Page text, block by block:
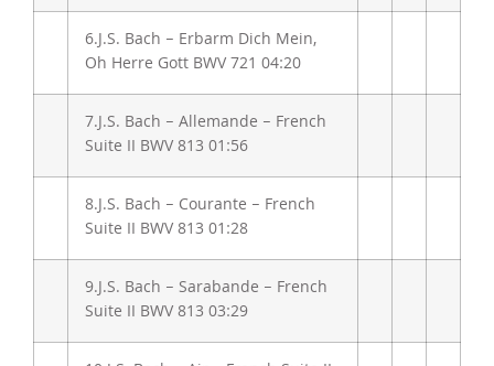
6.J.S. Bach – Erbarm Dich Mein,
Oh Herre Gott BWV 721 04:20
7.J.S. Bach – Allemande – French
Suite II BWV 813 01:56
8.J.S. Bach – Courante – French
Suite II BWV 813 01:28
9.J.S. Bach – Sarabande – French
Suite II BWV 813 03:29